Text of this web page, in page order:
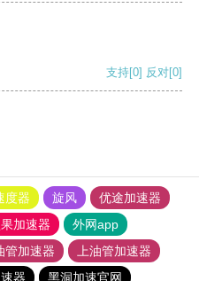
支持[0] 反对[0]
度器 旋风
优途加速器
加速器
外网app
管加速器
上油管加速器
器 黑洞加速官网